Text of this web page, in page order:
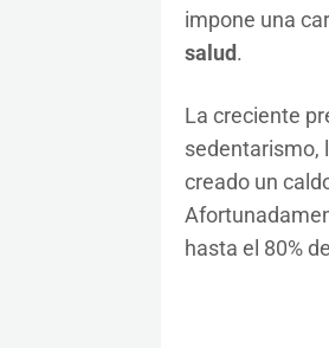
impone una
salud.
La creciente
sedentarismo,
creado un
hasta el 80%